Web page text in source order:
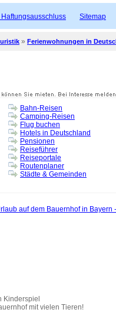
Haftungsausschluss Sitemap
» Ferienwohnungen in
Bahn-Reisen
Camping-Reisen
Flug buchen
Hotels in Deutschland
Pensionen
Reiseführer
Reiseportale
Routenplaner
Städte & Gemeinden
auf dem Bauernhof in Bayern -
Kinderspiel
mit vielen Tieren!